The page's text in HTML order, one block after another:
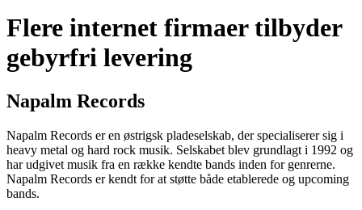
Flere internet firmaer tilbyder
gebyrfri levering
Napalm Records
Napalm Records er en østrigsk pladeselskab, der specialiserer sig i
heavy metal og hard rock musik. Selskabet blev grundlagt i 1992 og
har udgivet musik fra en række kendte bands inden for genrerne.
Napalm Records er kendt for at støtte både etablerede og upcoming
bands.